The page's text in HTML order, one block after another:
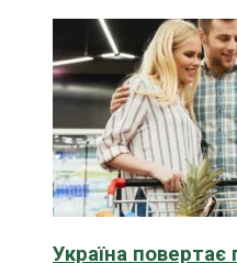
Україна повертає